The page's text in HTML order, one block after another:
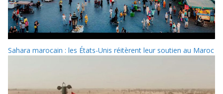
Sahara marocain : les États-Unis réitèrent leur soutien au Maroc